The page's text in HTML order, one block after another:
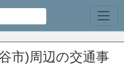
市)周辺の交通事